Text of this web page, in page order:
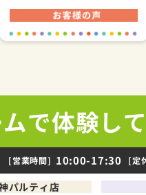
で体験し
[営業時間] 10:00-17:30 [定
パルティ店